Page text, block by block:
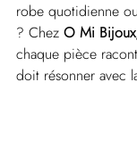
robe quotidienne
? Chez O Mi Bijoux
chaque pièce
doit résonner avec